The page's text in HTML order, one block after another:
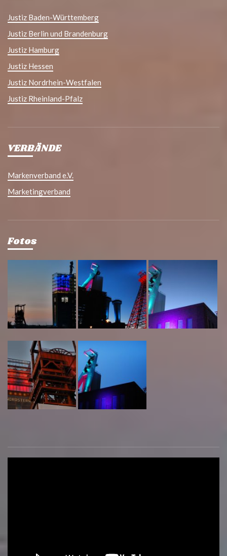
Justiz Baden-Württemberg
Justiz Berlin und Brandenburg
Justiz Hamburg
Justiz Hessen
Justiz Nordrhein-Westfalen
Justiz Rheinland-Pfalz
VERBÄNDE
Markenverband e.V.
Marketingverband
Fotos